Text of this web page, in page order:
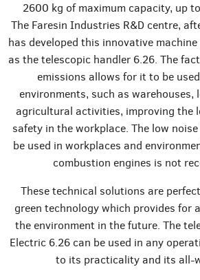
2600 kg of maximum capacity, up
The Faresin Industries R&D centre,
has developed this innovative
as the telescopic handler 6.26. The
emissions allows for it to be
environments, such as warehouses,
agricultural activities, improving the
safety in the workplace. The low
be used in workplaces and
combustion engines is not
These technical solutions are
green technology which provides for
the environment in the future. The
Electric 6.26 can be used in any
to its practicality and its all-